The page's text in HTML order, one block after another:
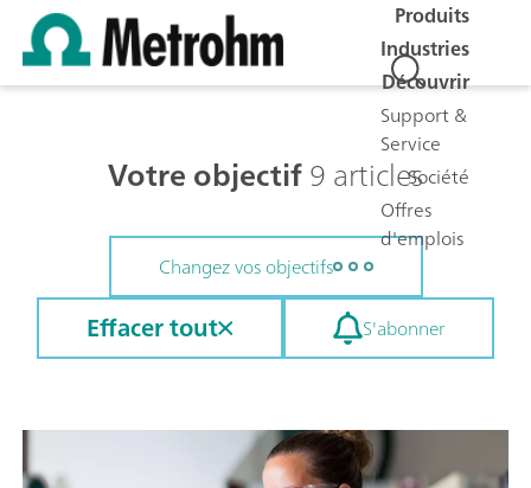
Produits
Industries
Découvrir
Support &
Service
Société
Offres
d'emplois
Votre objectif9 articles
Changez vos objectifs
Effacer tout S'abonner